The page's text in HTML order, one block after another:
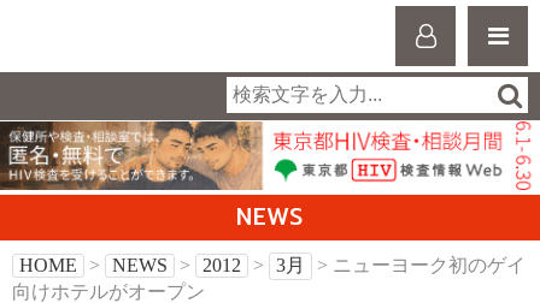
NEWS
HOME > NEWS > 2012 > 3月
> ニューヨーク初のゲイ
向けホテルがオープン